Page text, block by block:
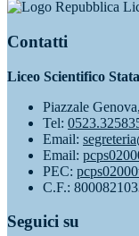
Contatti
Liceo Scientifico
Piazzale
Tel:
Email:
Email:
PEC:
C.F.:
Seguici su